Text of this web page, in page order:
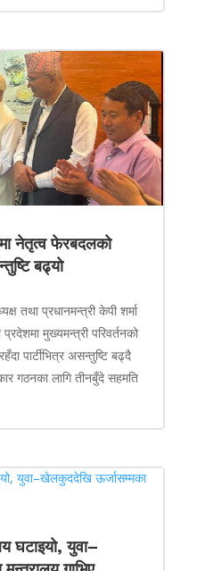
नेतृत्व फेरबदलको
बढ्यो
तथा प्रधानमन्त्री केपी शर्मा
मुख्यमन्त्री परिवर्तनको
पार्टीभित्र असन्तुष्टि बढ्दै
गठनका लागि तीनबुँदे सहमति
घटाइयो, युवा–